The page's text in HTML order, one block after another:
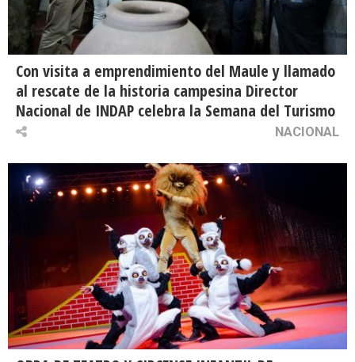
Con visita a emprendimiento del Maule y llamado
al rescate de la historia campesina Director
Nacional de INDAP celebra la Semana del Turismo
NACIONAL